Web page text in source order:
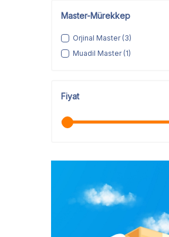
Master-Mürekkep
Orjinal Master (3)
Muadil Master (1)
Fiyat